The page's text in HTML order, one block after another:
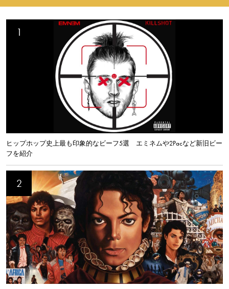
ヒップホップ史上最も印象的なビーフ5選 エミネムや2Pacなど新旧ビー
フを紹介